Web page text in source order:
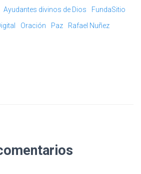
Ayudantes divinos de Dios
FundaSitio
Oración Paz
Rafael Nuñez